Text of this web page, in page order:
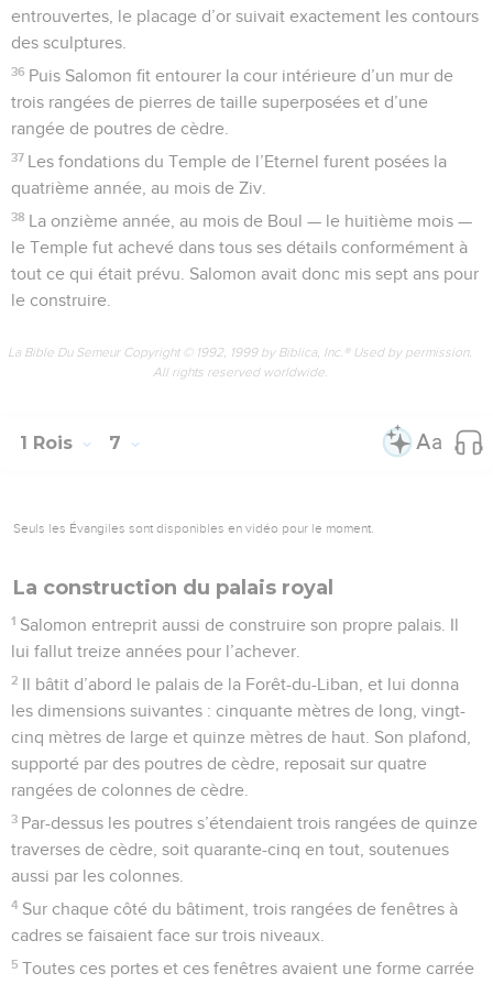
entrouvertes, le placage d’or suivait exactement les contours
des sculptures.
36 Puis Salomon fit entourer la cour intérieure d’un mur de
trois rangées de pierres de taille superposées et d’une
rangée de poutres de cèdre.
37 Les fondations du Temple de l’Eternel furent posées la
quatrième année, au mois de Ziv.
38 La onzième année, au mois de Boul — le huitième mois —
le Temple fut achevé dans tous ses détails conformément à
tout ce qui était prévu. Salomon avait donc mis sept ans pour
le construire.
La Bible Du Semeur Copyright © 1992, 1999 by Biblica, Inc.® Used by permission.
All rights reserved worldwide.
1 Rois 7
Seuls les Évangiles sont disponibles en vidéo pour le moment.
La construction du palais royal
1 Salomon entreprit aussi de construire son propre palais. Il
lui fallut treize années pour l’achever.
2 Il bâtit d’abord le palais de la Forêt-du-Liban, et lui donna
les dimensions suivantes : cinquante mètres de long, vingt-
cinq mètres de large et quinze mètres de haut. Son plafond,
supporté par des poutres de cèdre, reposait sur quatre
rangées de colonnes de cèdre.
3 Par-dessus les poutres s’étendaient trois rangées de quinze
traverses de cèdre, soit quarante-cinq en tout, soutenues
aussi par les colonnes.
4 Sur chaque côté du bâtiment, trois rangées de fenêtres à
cadres se faisaient face sur trois niveaux.
5 Toutes ces portes et ces fenêtres avaient une forme carrée